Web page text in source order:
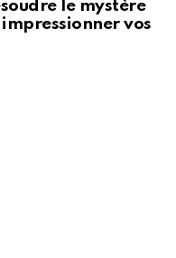
le mystère
impressionner vos